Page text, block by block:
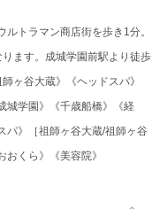
トラマン商店街を歩き1分。
ます。成城学園前駅より徒歩
ヶ谷大蔵》《ヘッドスパ》
城学園》《千歳船橋》《経
パ》［祖師ヶ谷大蔵/祖師ヶ谷
くら》《美容院》